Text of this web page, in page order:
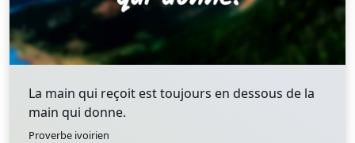
La main qui reçoit est toujours en dessous de la
main qui donne.
Proverbe ivoirien